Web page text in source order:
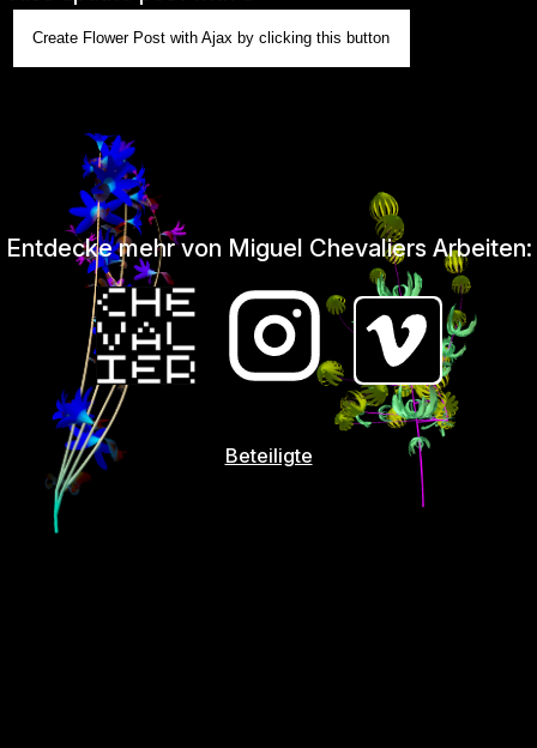
Create Flower Post with Ajax by clicking this button
Entdecke mehr von Miguel Chevaliers Arbeiten:
Beteiligte